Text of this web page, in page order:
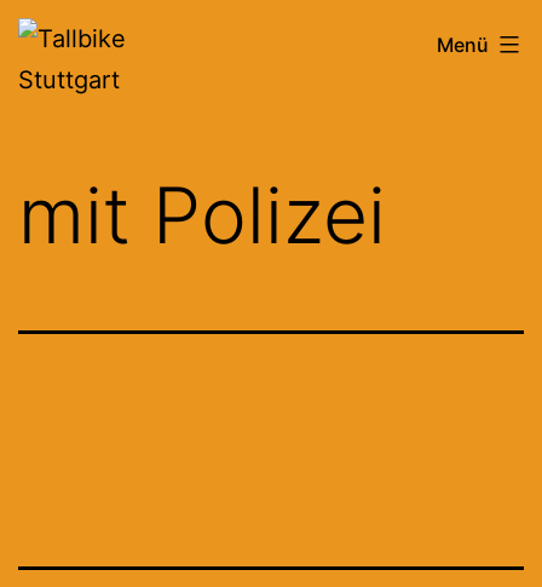
Zum
springen
Tallbike
Stuttgart
Menü
mit Polizei